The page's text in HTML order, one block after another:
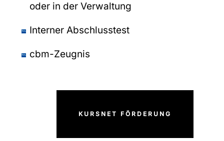
oder in der Verwaltung
Interner Abschlusstest
cbm-Zeugnis
KURSNET FÖRDERUNG